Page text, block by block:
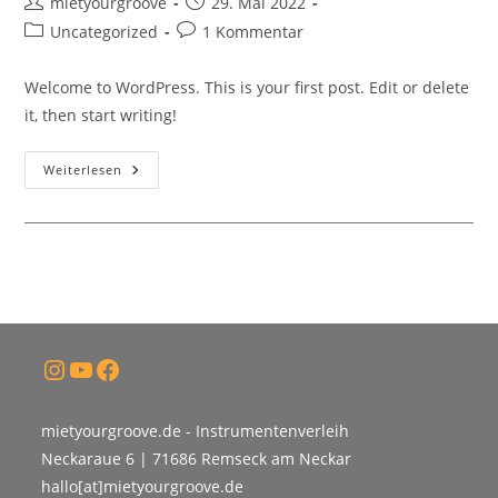
Autor:
veröffentlicht:
Beitrags-
Uncategorized
Beitrags-
1 Kommentar
Welcome to WordPress. This is your first post. Edit or delete
it, then start writing!
Weiterlesen Hello
World!
Instagram
YouTubeFacebook
mietyourgroove.de - Instrumentenverleih
Neckaraue 6 | 71686 Remseck am Neckar
hallo[at]mietyourgroove.de